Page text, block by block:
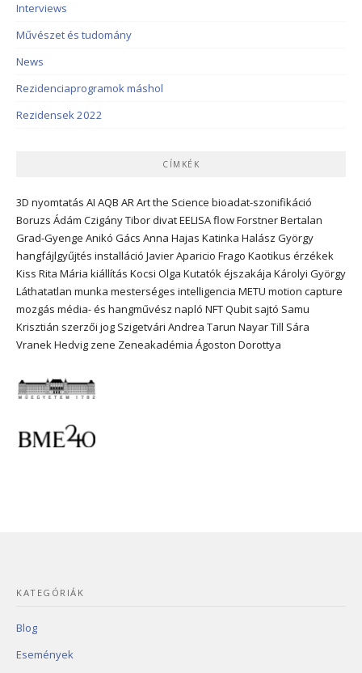
Interviews
Művészet és tudomány
News
Rezidenciaprogramok máshol
Rezidensek 2022
CÍMKÉK
3D nyomtatás AI AQB ARArt the Science bioadat-szonifikáció
Boruzs Ádám Czigány TibordivatEELISAflowForstner Bertalan
Grad-Gyenge Anikó Gács Anna Hajas Katinka Halász György
hangfájlgyűjtés installáció Javier Aparicio Frago Kaotikus érzékek
Kiss Rita Mária kiállítás Kocsi Olga Kutatók éjszakája Károlyi György
Láthatatlan munka mesterséges intelligencia METU motion capture
mozgás média- és hangművész napló NFTQubit sajtó Samu
Krisztián szerzői jog Szigetvári Andrea Tarun NayarTill Sára
Vranek Hedvig zene Zeneakadémia Ágoston Dorottya
KATEGÓRIÁK
Blog
Események